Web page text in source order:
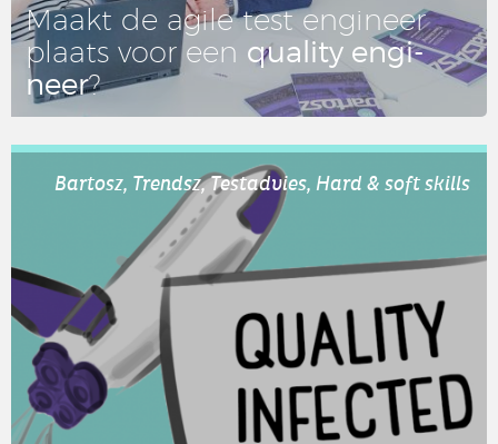
Maakt de agile test en­gi­neer
plaats voor een quality en­gi­
neer?
LEES DIT ARTIKEL
Bartosz, Trendsz, Testadvies, Hard & soft skills